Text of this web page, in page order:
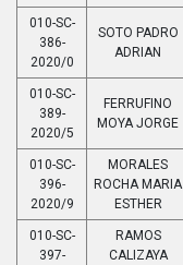
010-SC-
386-
2020/0
SOTO PADRO
ADRIAN
010-SC-
389-
2020/5
FERRUFINO
MOYA JORGE
010-SC-
396-
2020/9
MORALES
ROCHA MARIA
ESTHER
010-SC-
397-
RAMOS
CALIZAYA